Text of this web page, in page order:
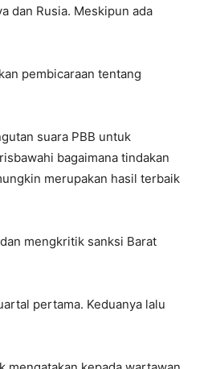
dan Rusia. Meskipun ada
pembicaraan tentang
suara PBB untuk
bagaimana tindakan
merupakan hasil terbaik
mengkritik sanksi Barat
pertama. Keduanya lalu